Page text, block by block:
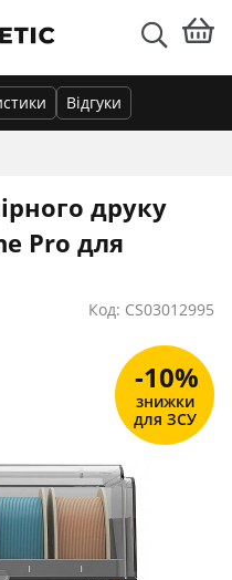
Відгуки
друку
Pro для
Код: CS03012995
-10%
знижки
для ЗСУ